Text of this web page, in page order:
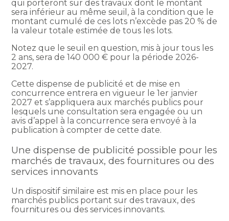
qui porteront sur des travaux dont le montant
sera inférieur au même seuil, à la condition que le
montant cumulé de ces lots n’excède pas 20 % de
la valeur totale estimée de tous les lots.
Notez que le seuil en question, mis à jour tous les
2 ans, sera de 140 000 € pour la période 2026-
2027.
Cette dispense de publicité et de mise en
concurrence entrera en vigueur le 1er janvier
2027 et s’appliquera aux marchés publics pour
lesquels une consultation sera engagée ou un
avis d’appel à la concurrence sera envoyé à la
publication à compter de cette date.
Une dispense de publicité possible pour les
marchés de travaux, des fournitures ou des
services innovants
Un dispositif similaire est mis en place pour les
marchés publics portant sur des travaux, des
fournitures ou des services innovants.